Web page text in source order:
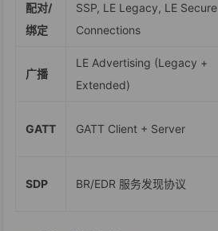
配对/
绑定
SSP, LE Legacy, LE Secure
Connections
广播
LE Advertising (Legacy +
Extended)
GATT GATT Client + Server
SDP BR/EDR 服务发现协议